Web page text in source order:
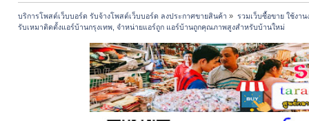
บริการโพสต์เว็บบอร์ด รับจ้างโพสต์เว็บบอร์ด ลงประกาศขายสินค้า » รวมเว็บซื้อขาย ใช้งาน
รับเหมาติดตั้งแอร์บ้านกรุงเทพ, จำหน่ายแอร์ถูก แอร์บ้านถูกคุณภาพสูงสำหรับบ้านใหม่